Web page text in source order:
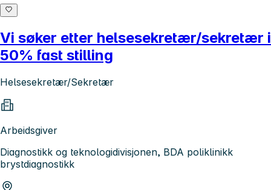
Vi søker etter helsesekretær/sekretær i
50% fast stilling
Helsesekretær/Sekretær
Arbeidsgiver
Diagnostikk og teknologidivisjonen, BDA poliklinikk
brystdiagnostikk